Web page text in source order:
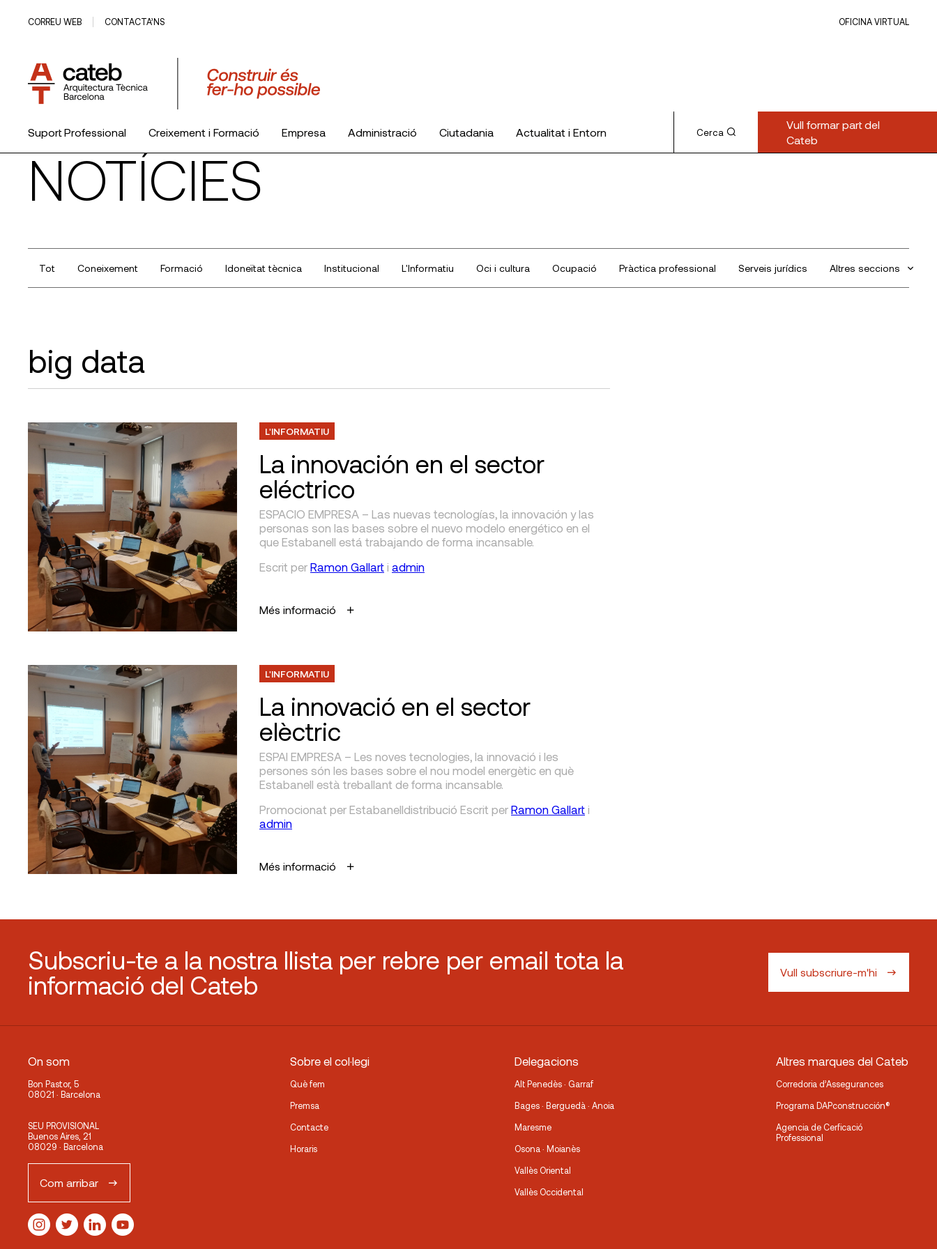
CORREU WEB CONTACTA’NS OFICINA VIRTUAL
Suport Professional Creixement i Formació Empresa Administració Ciutadania Actualitat i Entorn
El Col·legi
Cerca
Vull formar part del
Cateb
NOTÍCIES
Tot Coneixement Formació Idoneïtat tècnica Institucional L'Informatiu Oci i cultura Ocupació Pràctica professional Serveis jurídics Altres seccions
big data
L'INFORMATIU
La innovación en el sector
eléctrico
ESPACIO EMPRESA – Las nuevas tecnologías, la innovación y las
personas son las bases sobre el nuevo modelo energético en el
que Estabanell está trabajando de forma incansable.
Escrit per Ramon Gallart i admin
Més informació
L'INFORMATIU
La innovació en el sector
elèctric
ESPAI EMPRESA – Les noves tecnologies, la innovació i les
persones són les bases sobre el nou model energètic en què
Estabanell està treballant de forma incansable.
Promocionat per Estabanelldistribució Escrit per Ramon Gallart i
admin
Més informació
Subscriu-te a la nostra llista per rebre per email tota la
informació del Cateb
Vull subscriure-m'hi
On som
Bon Pastor, 5
08021 · Barcelona
SEU PROVISIONAL
Buenos Aires, 21
08029 · Barcelona
Com arribar
Sobre el col·legi
Què fem
Premsa
Contacte
Horaris
Delegacions
Alt Penedès · Garraf
Bages · Berguedà · Anoia
Maresme
Osona · Moianès
Vallès Oriental
Vallès Occidental
Altres marques del Cateb
Corredoria d’Assegurances
Programa DAPconstrucción®
Agencia de Cerficació
Professional